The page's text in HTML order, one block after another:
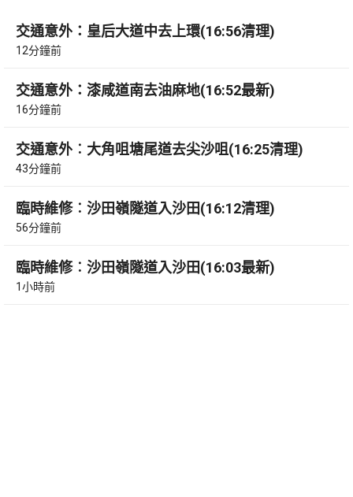
交通意外：皇后大道中去上環(16:56清理)
12分鐘前
交通意外：漆咸道南去油麻地(16:52最新)
16分鐘前
交通意外︰大角咀塘尾道去尖沙咀(16:25清理)
43分鐘前
臨時維修︰沙田嶺隧道入沙田(16:12清理)
56分鐘前
臨時維修︰沙田嶺隧道入沙田(16:03最新)
1小時前